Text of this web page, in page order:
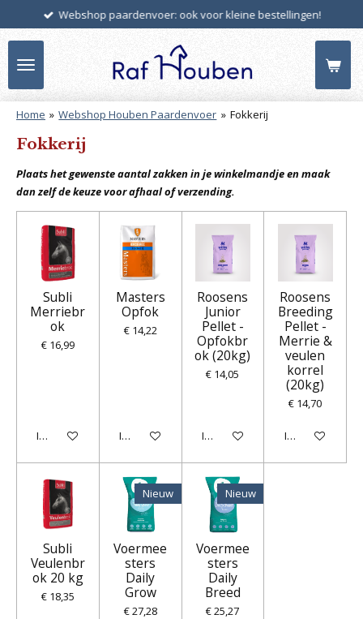
de
hoofdinhoud
Webshop paardenvoer: ook voor kleine bestellingen!
Home » Webshop Houben Paardenvoer » Fokkerij
Fokkerij
Plaats het gewenste aantal zakken in je winkelmandje en maak
dan zelf de keuze voor afhaal of verzending.
Subli
Merriebr
ok
€ 16,99
In winkelwagen
Masters
Opfok
€ 14,22
In winkelwagen
Roosens
Junior
Pellet -
Opfokbr
ok (20kg)
€ 14,05
In winkelwagen
Roosens
Breeding
Pellet -
Merrie &
veulen
korrel
(20kg)
€ 14,70
In winkelwagen
Subli
Veulenbr
ok 20 kg
€ 18,35
Nieuw
Voermee
sters
Daily
Grow
€ 27,28
Nieuw
Voermee
sters
Daily
Breed
€ 25,27